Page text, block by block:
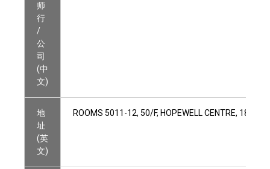
师
行
/
公
司
(中
文)
地
址
(英
文)
ROOMS 5011-12, 50/F, HOPEWELL CENTRE, 183